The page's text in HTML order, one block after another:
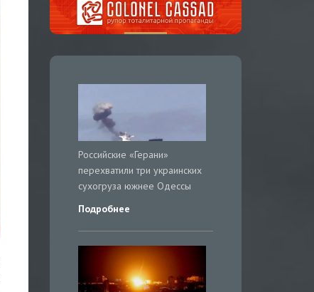
Российские «Герани»
перехватили три украинских
сухогруза южнее Одессы
Подробнее